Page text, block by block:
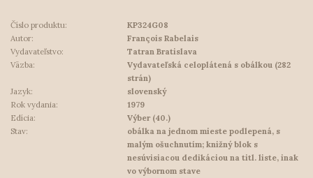
Číslo produktu:
KP324G08
Autor:
François Rabelais
Vydavateľstvo:
Tatran Bratislava
Väzba:
Vydavateľská celoplátená s obálkou (282
strán)
Jazyk:
slovenský
Rok vydania:
1979
Edícia:
Výber (40.)
Stav:
obálka na jednom mieste podlepená, s
malým ošuchnutím; knižný blok s
nesúvisiacou dedikáciou na titl. liste, inak
vo výbornom stave